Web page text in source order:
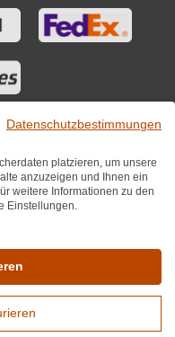
Datenschutzbestimmungen
platzieren, um unsere
anzuzeigen und Ihnen ein
weitere Informationen zu den
Einstellungen.